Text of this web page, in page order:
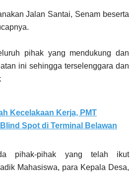
Jalan Santai, Senam beserta
pihak yang mendukung dan
ini sehingga terselenggara dan
Kecelakaan Kerja, PMT
Spot di Terminal Belawan
pihak-pihak yang telah ikut
Mahasiswa, para Kepala Desa,